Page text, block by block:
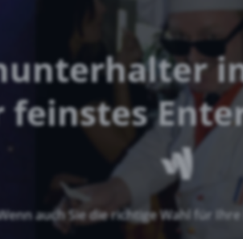
feinstes
auch Sie die richtige Wahl für